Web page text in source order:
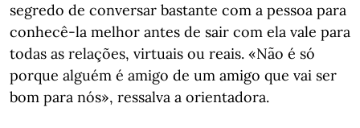
segredo de conversar bastante com a pessoa para
conhecê-la melhor antes de sair com ela vale para
todas as relações, virtuais ou reais. «Não é só
porque alguém é amigo de um amigo que vai ser
bom para nós», ressalva a orientadora.